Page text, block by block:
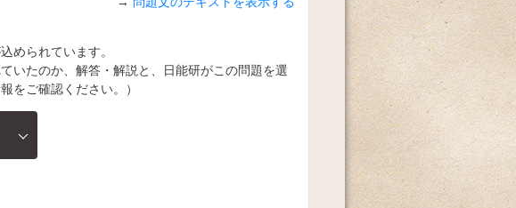
められています。
いたのか、解答・解説と、日能研がこの問題を選
をご確認ください。）